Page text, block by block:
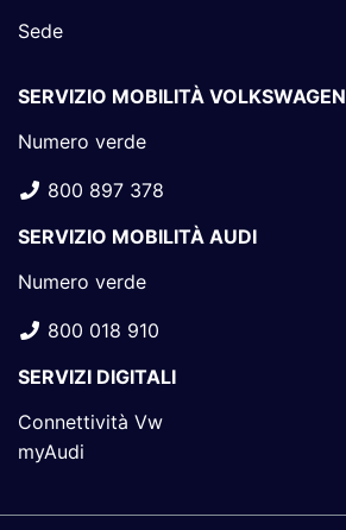
Sede
SERVIZIO MOBILITÀ VOLKSWAGEN
Numero verde
800 897 378
SERVIZIO MOBILITÀ AUDI
Numero verde
800 018 910
SERVIZI DIGITALI
Connettività Vw
myAudi